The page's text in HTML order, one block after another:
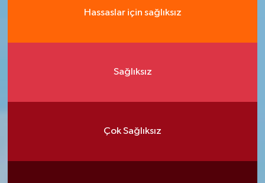
Hassaslar için sağlıksız
Sağlıksız
Çok Sağlıksız